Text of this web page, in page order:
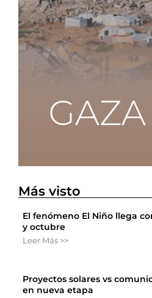
Más visto
El fenómeno El Niño llega
y octubre
Leer Más >>
Proyectos solares vs
en nueva etapa